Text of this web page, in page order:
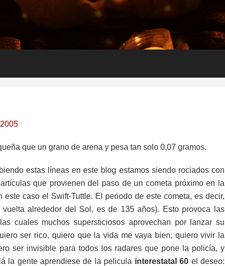
que un grano de arena y pesa tan solo 0,07 gramos.
estas líneas en este blog estamos siendo rociados con
que provienen del paso de un cometa próximo en la
este caso el Swift-Tuttle. El periodo de este cometa, es decir,
alrededor del Sol, es de 135 años). Esto provoca las
cuales muchos supersticiosos aprovechan por lanzar su
ser rico, quiero que la vida me vaya bien, quiero vivir la
ser invisible para todos los radares que pone la policía, y
la gente aprendiese de la pelicula interestatal 60 el deseo: